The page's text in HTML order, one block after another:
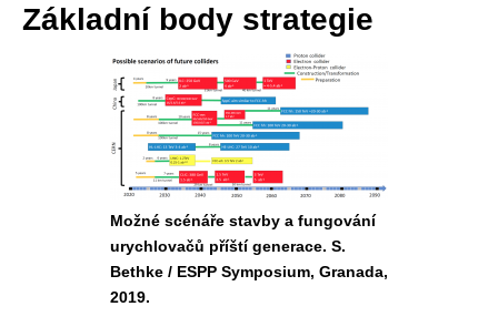
Základní body strategie
Možné scénáře stavby a fungování
urychlovačů příští generace. S.
Bethke / ESPP Symposium, Granada,
2019.